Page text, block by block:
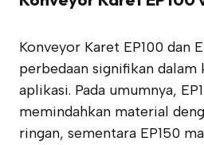
Konveyor Karet EP100 dan
perbedaan signifikan dalam
aplikasi. Pada umumnya,
memindahkan material
ringan, sementara EP150